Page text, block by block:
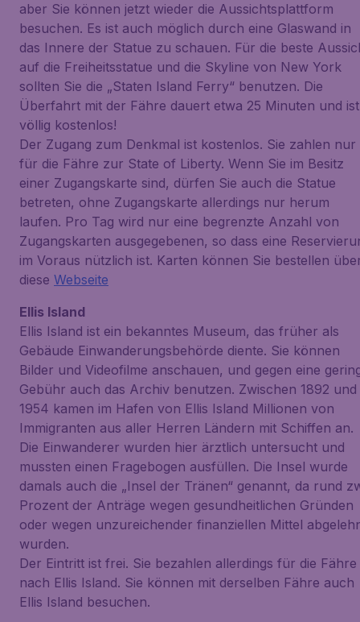
aber Sie können jetzt wieder die Aussichtsplattform
besuchen. Es ist auch möglich durch eine Glaswand in
das Innere der Statue zu schauen. Für die beste
auf die Freiheitsstatue und die Skyline von New York
sollten Sie die „Staten Island Ferry“ benutzen. Die
Überfahrt mit der Fähre dauert etwa 25 Minuten und ist
völlig kostenlos!
Der Zugang zum Denkmal ist kostenlos. Sie zahlen nur
für die Fähre zur State of Liberty. Wenn Sie im Besitz
einer Zugangskarte sind, dürfen Sie auch die Statue
betreten, ohne Zugangskarte allerdings nur herum
laufen. Pro Tag wird nur eine begrenzte Anzahl von
Zugangskarten ausgegebenen, so dass eine
im Voraus nützlich ist. Karten können Sie bestellen
diese Webseite
Ellis Island
Ellis Island ist ein bekanntes Museum, das früher als
Gebäude Einwanderungsbehörde diente. Sie können
Bilder und Videofilme anschauen, und gegen eine
Gebühr auch das Archiv benutzen. Zwischen 1892 und
1954 kamen im Hafen von Ellis Island Millionen von
Immigranten aus aller Herren Ländern mit Schiffen an.
Die Einwanderer wurden hier ärztlich untersucht und
mussten einen Fragebogen ausfüllen. Die Insel wurde
damals auch die „Insel der Tränen“ genannt, da rund
Prozent der Anträge wegen gesundheitlichen Gründen
oder wegen unzureichender finanziellen Mittel
wurden.
Der Eintritt ist frei. Sie bezahlen allerdings für die Fähre
nach Ellis Island. Sie können mit derselben Fähre auch
Ellis Island besuchen.